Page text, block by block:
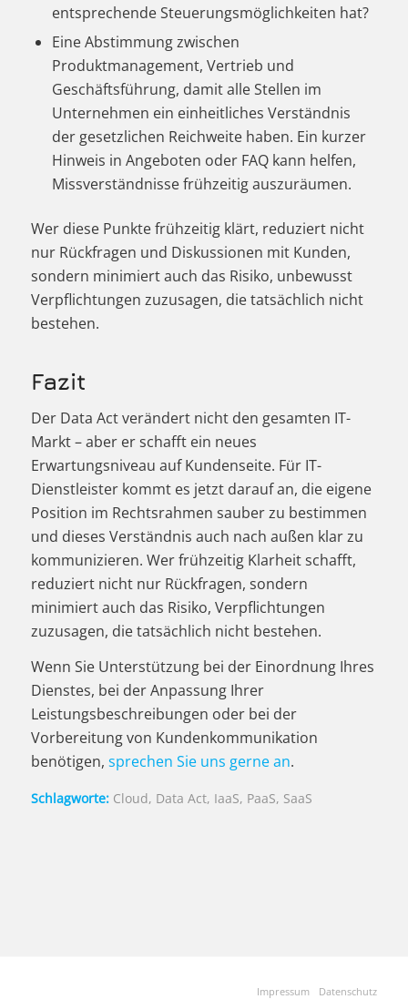
entsprechende Steuerungsmöglichkeiten hat?
Eine Abstimmung zwischen
Produktmanagement, Vertrieb und
Geschäftsführung, damit alle Stellen im
Unternehmen ein einheitliches Verständnis
der gesetzlichen Reichweite haben. Ein kurzer
Hinweis in Angeboten oder FAQ kann helfen,
Missverständnisse frühzeitig auszuräumen.
Wer diese Punkte frühzeitig klärt, reduziert nicht
nur Rückfragen und Diskussionen mit Kunden,
sondern minimiert auch das Risiko, unbewusst
Verpflichtungen zuzusagen, die tatsächlich nicht
bestehen.
Fazit
Der Data Act verändert nicht den gesamten IT-
Markt – aber er schafft ein neues
Erwartungsniveau auf Kundenseite. Für IT-
Dienstleister kommt es jetzt darauf an, die eigene
Position im Rechtsrahmen sauber zu bestimmen
und dieses Verständnis auch nach außen klar zu
kommunizieren. Wer frühzeitig Klarheit schafft,
reduziert nicht nur Rückfragen, sondern
minimiert auch das Risiko, Verpflichtungen
zuzusagen, die tatsächlich nicht bestehen.
Wenn Sie Unterstützung bei der Einordnung Ihres
Dienstes, bei der Anpassung Ihrer
Leistungsbeschreibungen oder bei der
Vorbereitung von Kundenkommunikation
benötigen, sprechen Sie uns gerne an.
Schlagworte: Cloud, Data Act, IaaS, PaaS, SaaS
Impressum Datenschutz